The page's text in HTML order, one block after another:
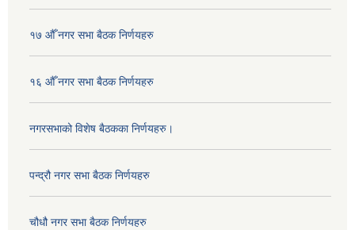
१७ औँ नगर सभा बैठक निर्णयहरु
१६ औँ नगर सभा बैठक निर्णयहरु
नगरसभाको विशेष बैठकका निर्णयहरु।
पन्द्रौ नगर सभा बैठक निर्णयहरु
चौधौ नगर सभा बैठक निर्णयहरु